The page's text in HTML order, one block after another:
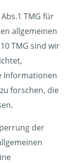
TMG für
allgemeinen
TMG sind wir
Informationen
forschen, die
der